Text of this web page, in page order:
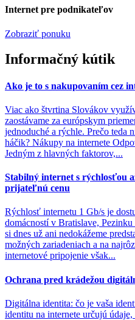
Internet pre podnikateľov
Zobraziť ponuku
Informačný kútik
Ako je to s nakupovaním cez
Viac ako štvrtina Slovákov
zaostávame za európskym
jednoduché a rýchle. Prečo teda
háčik? Nákupy na internete
Jedným z hlavných faktorov,...
Stabilný internet s rýchlosťou
prijateľnú cenu
Rýchlosť internetu 1 Gb/s je
domácností v Bratislave,
si dnes už ani nedokážeme
možných zariadeniach a na
internetové pripojenie však...
Ochrana pred krádežou
Digitálna identita: čo je vaša
identitu na internete určujú